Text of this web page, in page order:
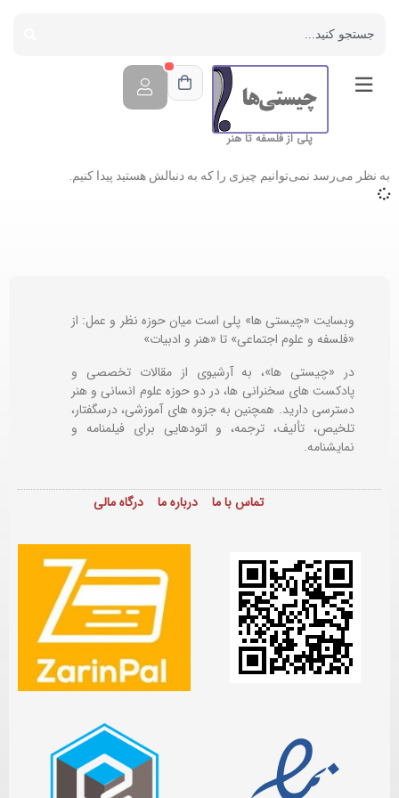
پلی از فلسفه تا هنر
به نظر می‌رسد نمی‌توانیم چیزی را که به دنبالش هستید پیدا کنیم.
وبسایت «چیستی ها» پلی است میان حوزه نظر و عمل: از
«فلسفه و علوم اجتماعی» تا «هنر و ادبیات»
در «چیستی ها»، به آرشیوی از مقالات تخصصی و
پادکست های سخنرانی ها، در دو حوزه علوم انسانی و هنر
دسترسی دارید. همچنین به جزوه های آموزشی، درسگفتار،
تلخیص، تألیف، ترجمه، و اتودهایی برایفیلمنامه و
نمایشنامه.
تماس با ما درباره ما درگاه مالی